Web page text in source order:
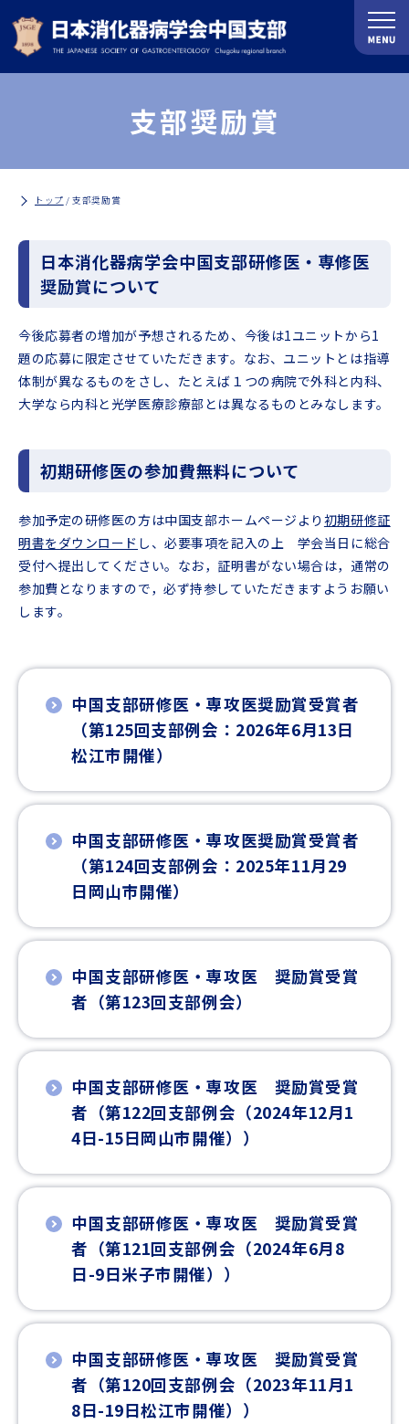
支部奨励賞
トップ /支部奨励賞
日本消化器病学会中国支部研修医・専修医
奨励賞について
今後応募者の増加が予想されるため、今後は1ユニットから1
題の応募に限定させていただきます。なお、ユニットとは指導
体制が異なるものをさし、たとえば１つの病院で外科と内科、
大学なら内科と光学医療診療部とは異なるものとみなします。
初期研修医の参加費無料について
参加予定の研修医の方は中国支部ホームページより 初期研修証
明書をダウンロード し、必要事項を記入の上 学会当日に総合
受付へ提出してください。なお，証明書がない場合は，通常の
参加費となりますので，必ず持参していただきますようお願い
します。
中国支部研修医・専攻医奨励賞受賞者
（第125回支部例会：2026年6月13日
松江市開催）
中国支部研修医・専攻医奨励賞受賞者
（第124回支部例会：2025年11月29
日岡山市開催）
中国支部研修医・専攻医 奨励賞受賞
者（第123回支部例会）
中国支部研修医・専攻医 奨励賞受賞
者（第122回支部例会（2024年12月1
4日-15日岡山市開催））
中国支部研修医・専攻医 奨励賞受賞
者（第121回支部例会（2024年6月8
日-9日米子市開催））
中国支部研修医・専攻医 奨励賞受賞
者（第120回支部例会（2023年11月1
8日-19日松江市開催））